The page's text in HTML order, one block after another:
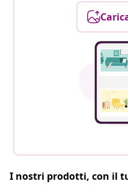
I nostri prodotti, con il